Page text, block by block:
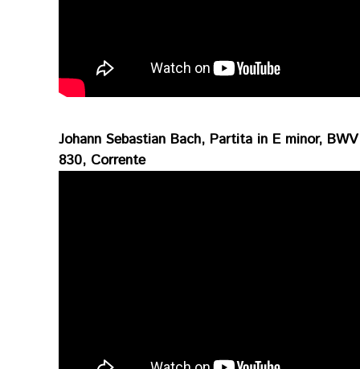
Johann Sebastian Bach, Partita in E minor, BWV
830, Corrente